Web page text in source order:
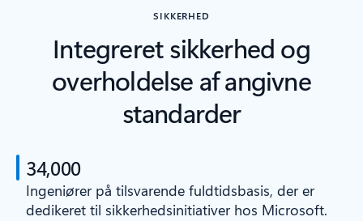
SIKKERHED
Integreret sikkerhed og
overholdelse af angivne
standarder
34,000
Ingeniører på tilsvarende fuldtidsbasis, der er
dedikeret til sikkerhedsinitiativer hos Microsoft.